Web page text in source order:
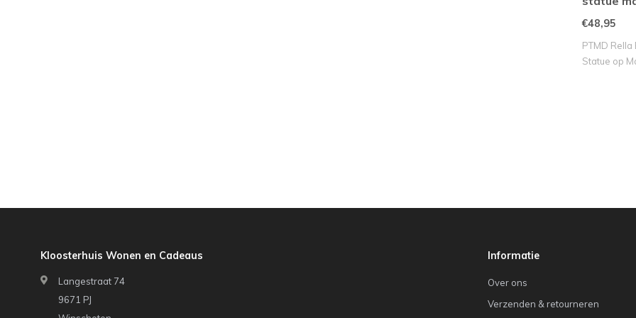
€48,95
PTMD
Statue op
Kloosterhuis Wonen en Cadeaus
Langestraat 74
9671 PJ
Informatie
Over ons
Verzenden & retourneren